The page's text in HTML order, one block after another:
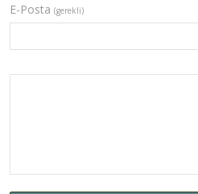
E-Posta (gerekli)